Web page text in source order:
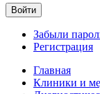
Забыли
Регистрация
Главная
Клиники и